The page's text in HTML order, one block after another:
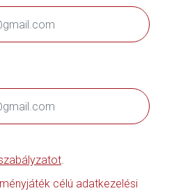
.
célú adatkezelési